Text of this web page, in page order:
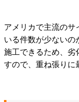
アメリカで主流の
いる件数が少ない
施工できるため、
すので、重ね張りに